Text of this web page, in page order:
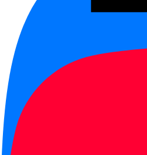
Новый HSK 1·
Порядок слов
Предложения с 有
有 показывает